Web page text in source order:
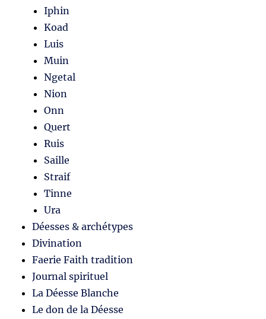
Iphin
Koad
Luis
Muin
Ngetal
Nion
Onn
Quert
Ruis
Saille
Straif
Tinne
Ura
Déesses & archétypes
Divination
Faerie Faith tradition
Journal spirituel
La Déesse Blanche
Le don de la Déesse